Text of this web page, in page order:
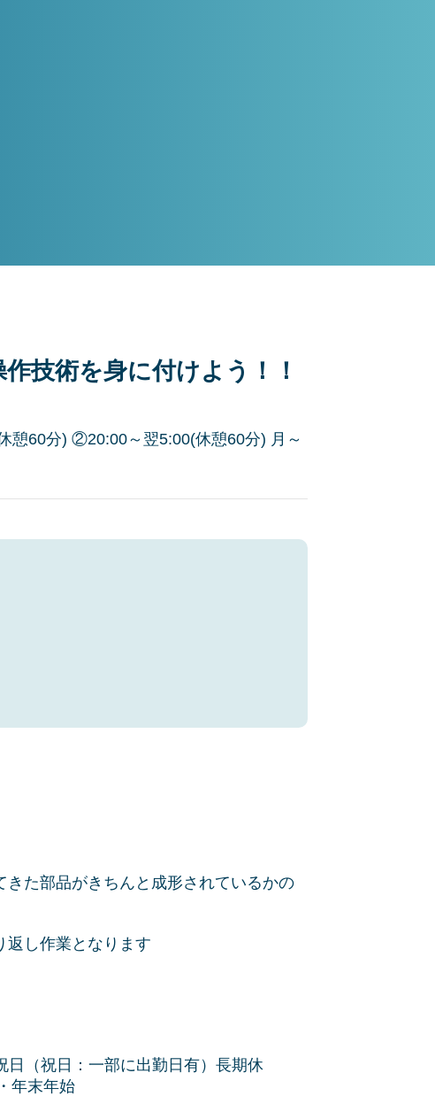
技術を身に付けよう！！
60分) ②20:00～翌5:00(休憩60分) 月～
た部品がきちんと成形されているかの
し作業となります
日（祝日：一部に出勤日有）長期休
年末年始